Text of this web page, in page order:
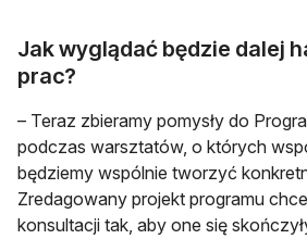
Jak wyglądać będzie dalej
prac?
– Teraz zbieramy pomysły do
podczas warsztatów, o których
będziemy wspólnie tworzyć
Zredagowany projekt programu
konsultacji tak, aby one się